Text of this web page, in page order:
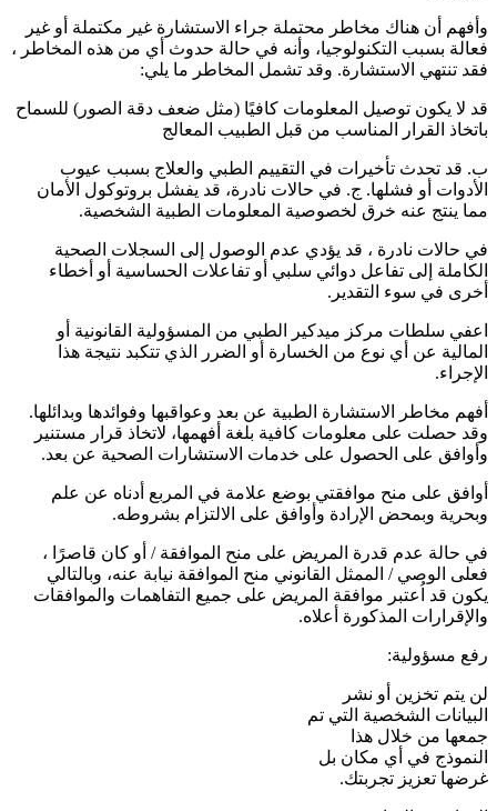
وأفهم أن هناك مخاطر محتملة جراء الاستشارة غير مكتملة أو غير
فعالة بسبب التكنولوجيا، وأنه في حالة حدوث أي من هذه المخاطر ،
فقد تنتهي الاستشارة. وقد تشمل المخاطر ما يلي:
قد لا يكون توصيل المعلومات كافيًا (مثل ضعف دقة الصور) للسماح
باتخاذ القرار المناسب من قبل الطبيب المعالج
ب. قد تحدث تأخيرات في التقييم الطبي والعلاج بسبب عيوب
الأدوات أو فشلها. ج. في حالات نادرة، قد يفشل بروتوكول الأمان
مما ينتج عنه خرق لخصوصية المعلومات الطبية الشخصية.
في حالات نادرة ، قد يؤدي عدم الوصول إلى السجلات الصحية
الكاملة إلى تفاعل دوائي سلبي أو تفاعلات الحساسية أو أخطاء
أخرى في سوء التقدير.
اعفي سلطات مركز ميدكير الطبي من المسؤولية القانونية أو
المالية عن أي نوع من الخسارة أو الضرر الذي تتكبد نتيجة هذا
الإجراء.
أفهم مخاطر الاستشارة الطبية عن بعد وعواقبها وفوائدها وبدائلها.
وقد حصلت على معلومات كافية بلغة أفهمها، لاتخاذ قرار مستنير
وأوافق على الحصول على خدمات الاستشارات الصحية عن بعد.
أوافق على منح موافقتي بوضع علامة في المربع أدناه عن علم
وبحرية وبمحض الإرادة وأوافق على الالتزام بشروطه.
في حالة عدم قدرة المريض على منح الموافقة / أو كان قاصرًا ،
فعلى الوصي / الممثل القانوني منح الموافقة نيابة عنه، وبالتالي
يكون قد اُعتبر موافقة المريض على جميع التفاهمات والموافقات
والإقرارات المذكورة أعلاه.
رفع مسؤولية:
لن يتم تخزين أو نشر
البيانات الشخصية التي تم
جمعها من خلال هذا
النموذج في أي مكان بل
غرضها تعزيز تجربتك.